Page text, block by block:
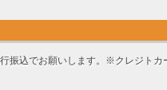
振込でお願いします。※クレジトカ